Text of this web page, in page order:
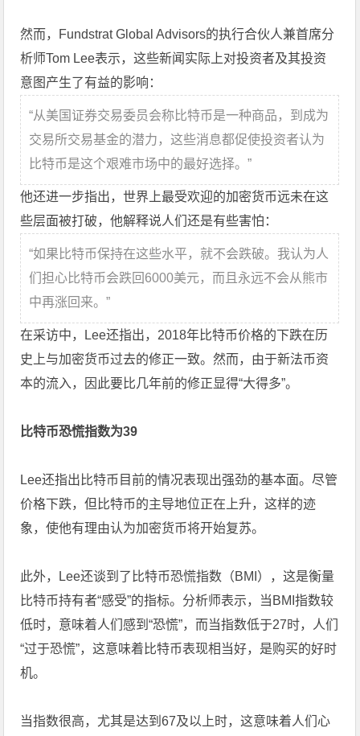
然而，Fundstrat Global Advisors的执行合伙人兼首席分
析师Tom Lee表示，这些新闻实际上对投资者及其投资
意图产生了有益的影响：
“从美国证券交易委员会称比特币是一种商品，到成为
交易所交易基金的潜力，这些消息都促使投资者认为
比特币是这个艰难市场中的最好选择。”
他还进一步指出，世界上最受欢迎的加密货币远未在这
些层面被打破，他解释说人们还是有些害怕：
“如果比特币保持在这些水平，就不会跌破。我认为人
们担心比特币会跌回6000美元，而且永远不会从熊市
中再涨回来。”
在采访中，Lee还指出，2018年比特币价格的下跌在历
史上与加密货币过去的修正一致。然而，由于新法币资
本的流入，因此要比几年前的修正显得“大得多”。
比特币恐慌指数为39
Lee还指出比特币目前的情况表现出强劲的基本面。尽管
价格下跌，但比特币的主导地位正在上升，这样的迹
象，使他有理由认为加密货币将开始复苏。
此外，Lee还谈到了比特币恐慌指数（BMI），这是衡量
比特币持有者“感受”的指标。分析师表示，当BMI指数较
低时，意味着人们感到“恐慌”，而当指数低于27时，人们
“过于恐慌”，这意味着比特币表现相当好，是购买的好时
机。
当指数很高，尤其是达到67及以上时，这意味着人们心